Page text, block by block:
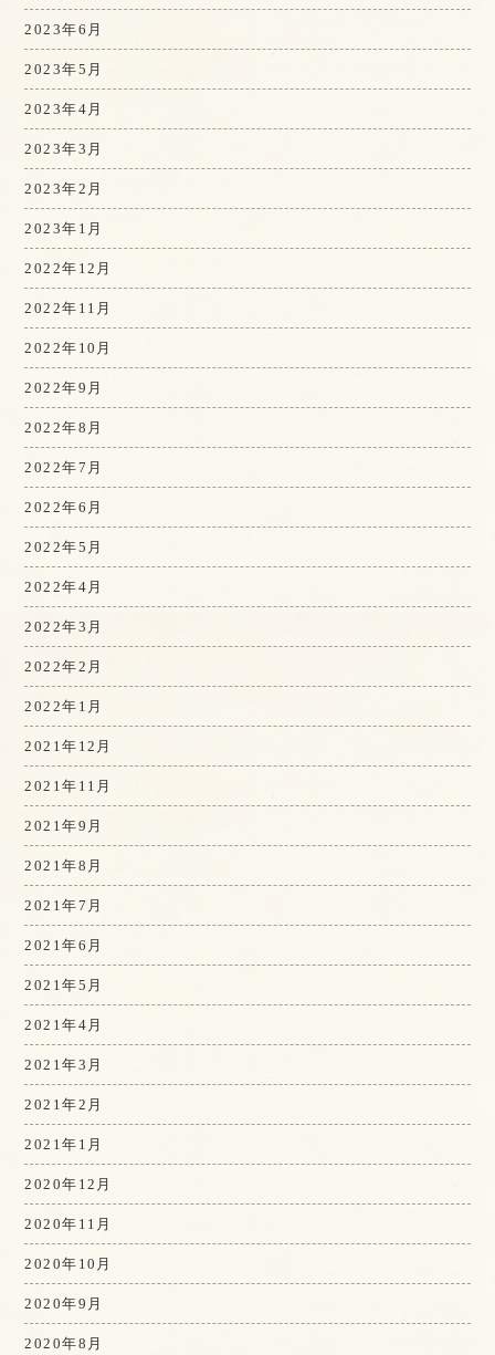
2023年6月
2023年5月
2023年4月
2023年3月
2023年2月
2023年1月
2022年12月
2022年11月
2022年10月
2022年9月
2022年8月
2022年7月
2022年6月
2022年5月
2022年4月
2022年3月
2022年2月
2022年1月
2021年12月
2021年11月
2021年9月
2021年8月
2021年7月
2021年6月
2021年5月
2021年4月
2021年3月
2021年2月
2021年1月
2020年12月
2020年11月
2020年10月
2020年9月
2020年8月